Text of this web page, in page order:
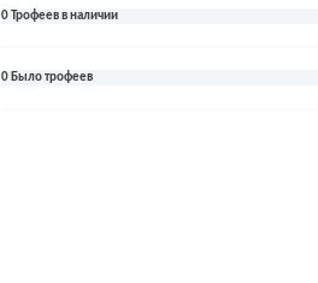
0 Трофеев в наличии
0 Было трофеев